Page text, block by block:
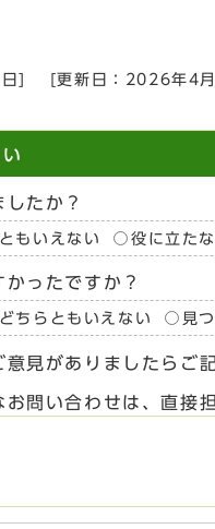
[更新日： 2026年4
たか？
もいえない 役に立た
ったですか？
どちらともいえない 見
見がありましたらご
お問い合わせは、直接